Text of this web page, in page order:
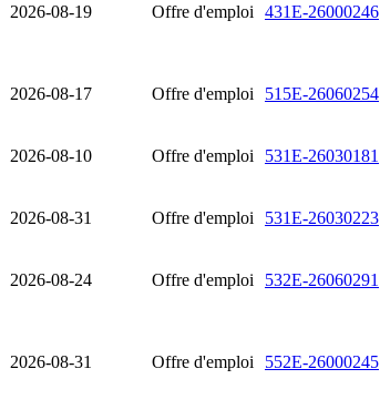
2026-08-19 Offre d'emploi 431E-26000246
2026-08-17 Offre d'emploi 515E-26060254
2026-08-10 Offre d'emploi 531E-26030181
2026-08-31 Offre d'emploi 531E-26030223
2026-08-24 Offre d'emploi 532E-26060291
2026-08-31 Offre d'emploi 552E-26000245